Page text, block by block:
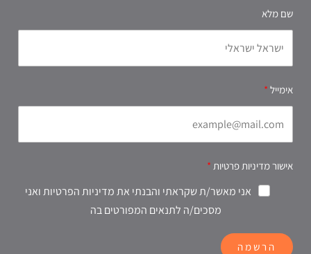
שם מלא
אימייל
אישור מדיניות פרטיות
אני מאשר/ת שקראתי והבנתי את מדיניות הפרטיות ואני
מסכים/ה לתנאים המפורטים בה
הרשמה